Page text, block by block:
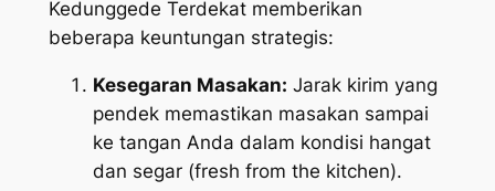
Kedunggede Terdekat memberikan
beberapa keuntungan strategis:
Kesegaran Masakan: Jarak kirim yang
pendek memastikan masakan sampai
ke tangan Anda dalam kondisi hangat
dan segar (fresh from the kitchen).